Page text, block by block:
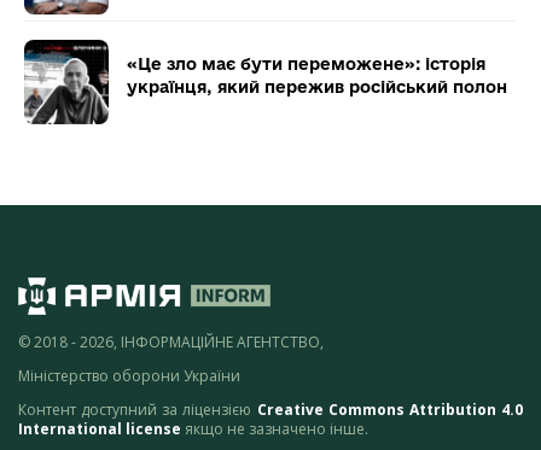
«Це зло має бути переможене»: історія
українця, який пережив російський полон
© 2018 - 2026, ІНФОРМАЦІЙНЕ АГЕНТСТВО,
Міністерство оборони України
Контент доступний за ліцензією Creative Commons Attribution 4.0
International license якщо не зазначено інше.